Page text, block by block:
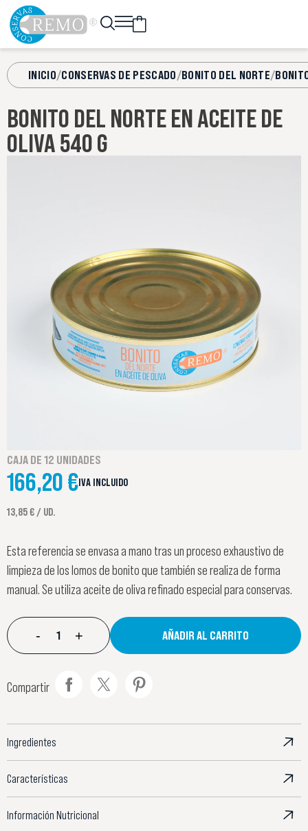
INICIO/CONSERVAS DE PESCADO/BONITO DEL NORTE/
BONITO DEL NORTE EN ACEITE DE
OLIVA 540 G
CAJA DE 12 UNIDADES
166,20 €IVA INCLUIDO
13,85 € / UD.
Esta referencia se envasa a mano tras un proceso exhaustivo de
limpieza de los lomos de bonito que también se realiza de forma
manual. Se utiliza aceite de oliva refinado especial para conservas.
Ingredientes
Características
Información Nutricional
- + AÑADIR AL CARRITO
Compartir